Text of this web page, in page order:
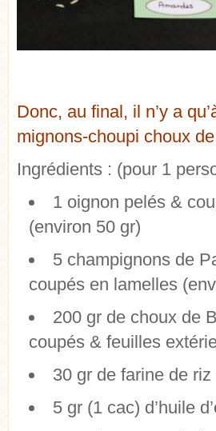
Donc, au final, il n’y a
mignons-choupi choux
Ingrédients : (pour 1
1 oignon pelés &
(environ 50 gr)
5 champignons de
coupés en lamelles
200 gr de choux de
coupés & feuilles
30 gr de farine de riz
5 gr (1 cac) d’huile